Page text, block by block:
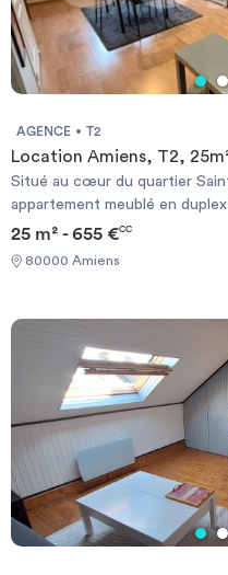
AGENCE T2
Location Amiens, T2,
Situé au cœur du quartier
appartement meublé en
cuisine équipée et aménagée,
salle de douche, des WC
mezzanine. Un parking peut-
site SERGIC.COM Les
bien est exposé sont
https://
25 m² - 655 €CC
80000 Amiens